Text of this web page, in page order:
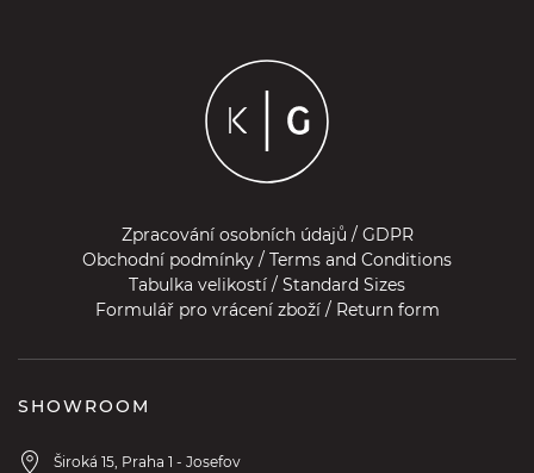
Zpracování osobních údajů / GDPR
Obchodní podmínky / Terms and Conditions
Tabulka velikostí / Standard Sizes
Formulář pro vrácení zboží / Return form
SHOWROOM
Široká 15, Praha 1 - Josefov